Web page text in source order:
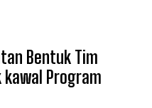
Bentuk Tim
Program